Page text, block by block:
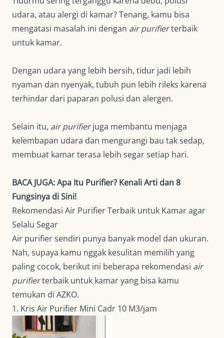
udara, atau alergi di kamar? Tenang, kamu bisa
mengatasi masalah ini dengan air purifierterbaik
untuk kamar.
Dengan udara yang lebih bersih, tidur jadi lebih
nyaman dan nyenyak, tubuh pun lebih rileks karena
terhindar dari paparan polusi dan alergen.
Selain itu, air purifierjuga membantu menjaga
kelembapan udara dan mengurangi bau tak sedap,
membuat kamar terasa lebih segar setiap hari.
BACA JUGA:Apa Itu Purifier? Kenali Arti dan 8
Fungsinya di Sini!
Rekomendasi Air Purifier Terbaik untuk Kamar agar
Selalu Segar
Air purifier sendiri punya banyak model dan ukuran.
Nah, supaya kamu nggak kesulitan memilih yang
paling cocok, berikut ini beberapa rekomendasi air
purifierterbaik untuk kamar yang bisa kamu
temukan di AZKO.
1. Kris Air Purifier Mini Cadr 10 M3/jam